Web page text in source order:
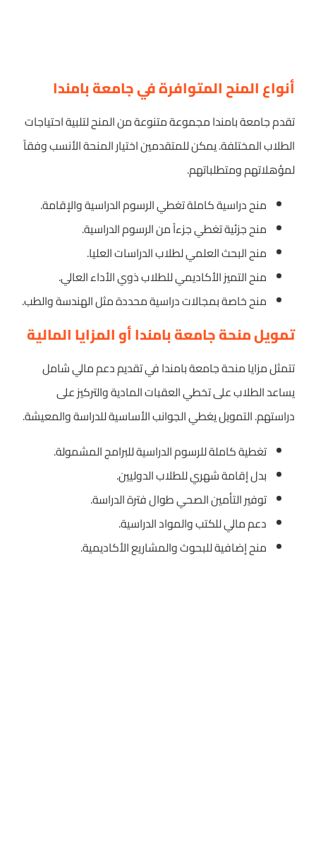
أنواع المنح المتوافرة في جامعة بامندا
تقدم جامعة بامندا مجموعة متنوعة من المنح لتلبية احتياجات
الطلاب المختلفة. يمكن للمتقدمين اختيار المنحة الأنسب وفقاً
لمؤهلاتهم ومتطلباتهم.
منح دراسية كاملة تغطي الرسوم الدراسية والإقامة.
منح جزئية تغطي جزءاً من الرسوم الدراسية.
منح البحث العلمي لطلاب الدراسات العليا.
منح التميز الأكاديمي للطلاب ذوي الأداء العالي.
منح خاصة بمجالات دراسية محددة مثل الهندسة والطب.
تمويل منحة جامعة بامندا أو المزايا المالية
تتمثل مزايا منحة جامعة بامندا في تقديم دعم مالي شامل
يساعد الطلاب على تخطي العقبات المادية والتركيز على
دراستهم. التمويل يغطي الجوانب الأساسية للدراسة والمعيشة.
تغطية كاملة للرسوم الدراسية للبرامج المشمولة.
بدل إقامة شهري للطلاب الدوليين.
توفير التأمين الصحي طوال فترة الدراسة.
دعم مالي للكتب والمواد الدراسية.
منح إضافية للبحوث والمشاريع الأكاديمية.